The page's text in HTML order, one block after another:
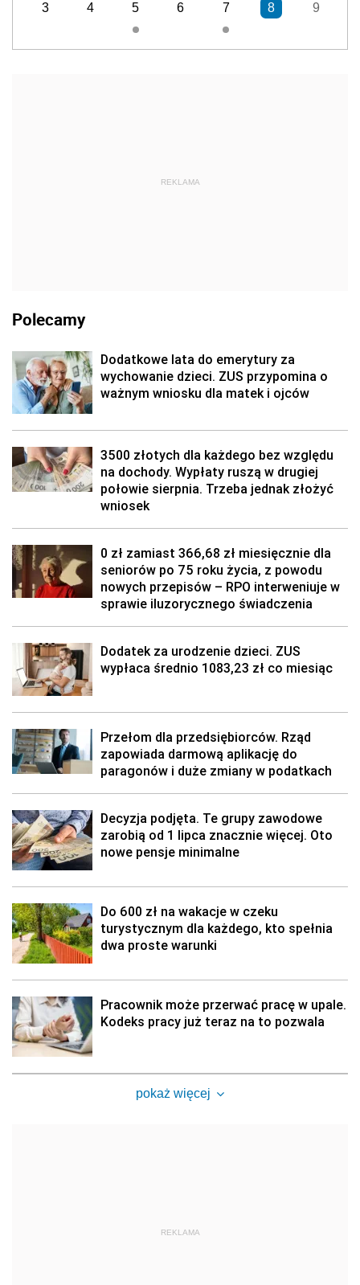
3 4 5 6 7 8 9
REKLAMA
Polecamy
Dodatkowe lata do emerytury za
wychowanie dzieci. ZUS przypomina o
ważnym wniosku dla matek i ojców
3500 złotych dla każdego bez względu
na dochody. Wypłaty ruszą w drugiej
połowie sierpnia. Trzeba jednak złożyć
wniosek
0 zł zamiast 366,68 zł miesięcznie dla
seniorów po 75 roku życia, z powodu
nowych przepisów – RPO interweniuje w
sprawie iluzorycznego świadczenia
Dodatek za urodzenie dzieci. ZUS
wypłaca średnio 1083,23 zł co miesiąc
Przełom dla przedsiębiorców. Rząd
zapowiada darmową aplikację do
paragonów i duże zmiany w podatkach
Decyzja podjęta. Te grupy zawodowe
zarobią od 1 lipca znacznie więcej. Oto
nowe pensje minimalne
Do 600 zł na wakacje w czeku
turystycznym dla każdego, kto spełnia
dwa proste warunki
Pracownik może przerwać pracę w upale.
Kodeks pracy już teraz na to pozwala
pokaż więcej
REKLAMA